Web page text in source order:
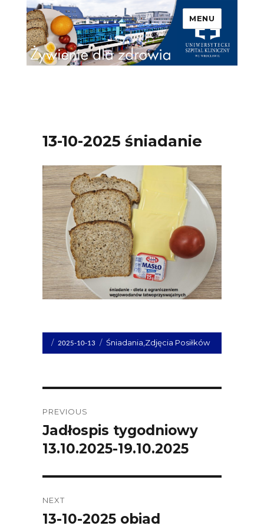
Uniwersytecki Szpital
Kliniczny we Wrocławiu –
Żywienie dla zdrowia
MENU
13-10-2025 śniadanie
Opublikowano
dnia
2025-10-13 Kategorie
Śniadania Zdjęcia Posiłków
navigation
PREVIOUS
Previous
post:
Jadłospis tygodniowy
13.10.2025-19.10.2025
NEXT
Next
13-10-2025 obiad